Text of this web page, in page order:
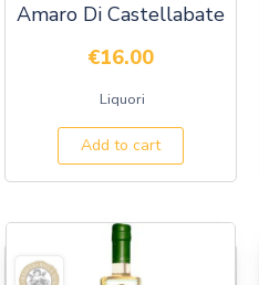
Amaro Di Castellabate
€16.00
Liquori
Add to cart